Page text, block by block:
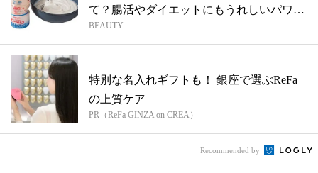
て？腸活やダイエットにもうれしいパワー
を解...
BEAUTY
特別な名入れギフトも！ 銀座で選ぶReFa
の上質ケア
PR（ReFa GINZA on CREA）
Recommended by